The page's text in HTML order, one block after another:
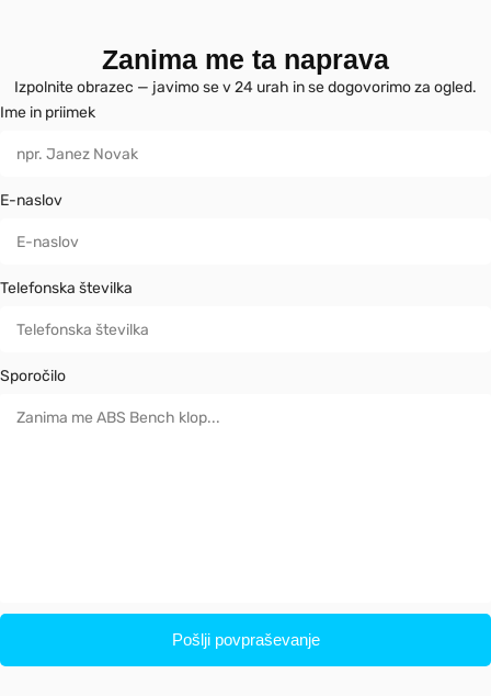
Zanima me ta naprava
Izpolnite obrazec — javimo se v 24 urah in se dogovorimo za ogled.
Ime in priimek
E-naslov
Telefonska številka
Sporočilo
Pošlji povpraševanje